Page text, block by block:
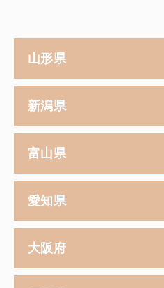
山形県
新潟県
富山県
愛知県
大阪府